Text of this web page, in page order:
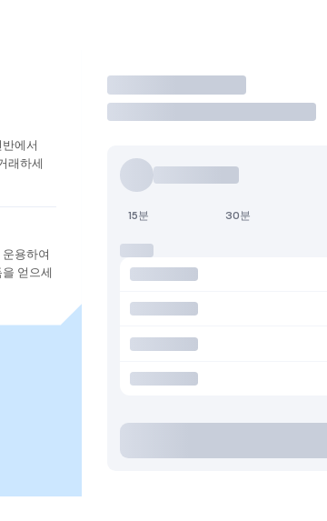
에서
래하세
용하여
얻으세
거래
15분 30분